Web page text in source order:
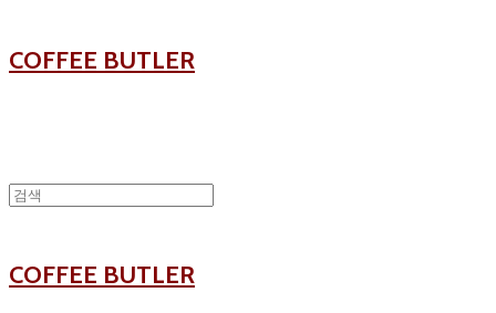
COFFEE BUTLER
COFFEE BUTLER